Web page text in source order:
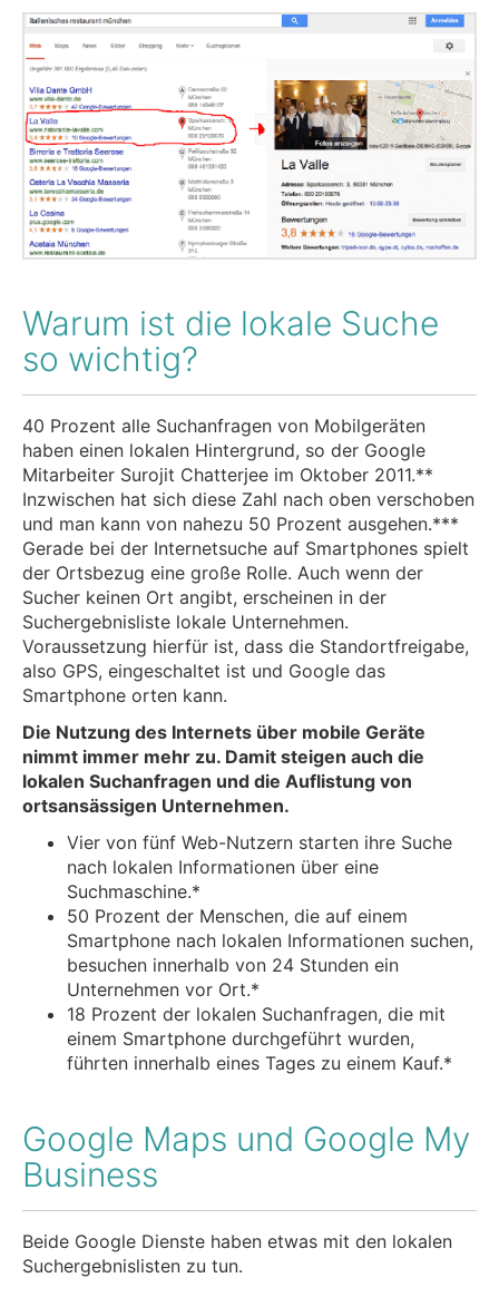
Warum ist die lokale Suche
so wichtig?
40 Prozent alle Suchanfragen von Mobilgeräten
haben einen lokalen Hintergrund, so der Google
Mitarbeiter Surojit Chatterjee im Oktober 2011.**
Inzwischen hat sich diese Zahl nach oben verschoben
und man kann von nahezu 50 Prozent ausgehen.***
Gerade bei der Internetsuche auf Smartphones spielt
der Ortsbezug eine große Rolle. Auch wenn der
Sucher keinen Ort angibt, erscheinen in der
Suchergebnisliste lokale Unternehmen.
Voraussetzung hierfür ist, dass die Standortfreigabe,
also GPS, eingeschaltet ist und Google das
Smartphone orten kann.
Die Nutzung des Internets über mobile Geräte
nimmt immer mehr zu. Damit steigen auch die
lokalen Suchanfragen und die Auflistung von
ortsansässigen Unternehmen.
Vier von fünf Web-Nutzern starten ihre Suche
nach lokalen Informationen über eine
Suchmaschine.*
50 Prozent der Menschen, die auf einem
Smartphone nach lokalen Informationen suchen,
besuchen innerhalb von 24 Stunden ein
Unternehmen vor Ort.*
18 Prozent der lokalen Suchanfragen, die mit
einem Smartphone durchgeführt wurden,
führten innerhalb eines Tages zu einem Kauf.*
Google Maps und Google My
Business
Beide Google Dienste haben etwas mit den lokalen
Suchergebnislisten zu tun.